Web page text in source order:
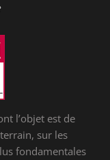
l’objet est de
sur les
fondamentales